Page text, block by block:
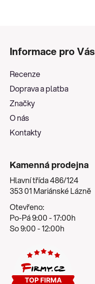
Informace pro Vás
Recenze
Doprava a platba
Značky
O nás
Kontakty
Kamenná prodejna
Hlavní třída 486/124
353 01 Mariánské Lázně
Otevřeno:
Po-Pá 9:00 - 17:00h
So 9:00 - 12:00h